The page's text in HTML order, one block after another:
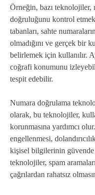
Örneğin, bazı teknolojiler,
doğruluğunu kontrol
tabanları, sahte
olmadığını ve gerçek bir
belirlemek için kullanılır.
coğrafi konumunu
tespit edebilir.
Numara doğrulama
olarak, bu teknolojiler,
korunmasına yardımcı
engellenmesi,
kişisel bilgilerinin güvende
teknolojiler, spam
çağrılardan rahatsız